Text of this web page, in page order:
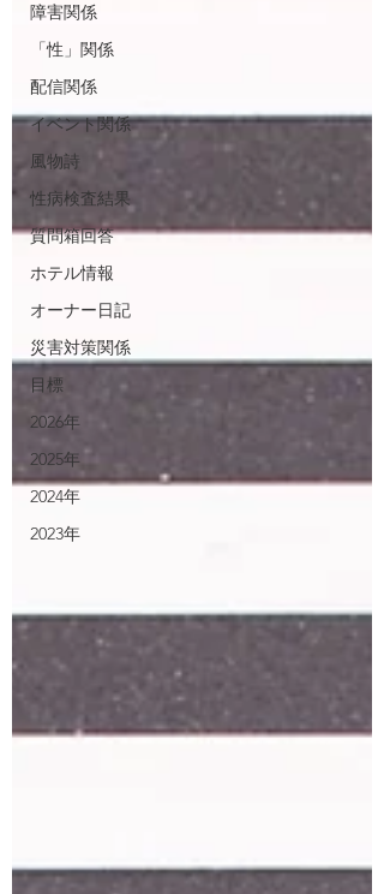
障害関係
「性」関係
配信関係
イベント関係
風物詩
性病検査結果
質問箱回答
ホテル情報
オーナー日記
災害対策関係
目標
2026年
2025年
2024年
2023年